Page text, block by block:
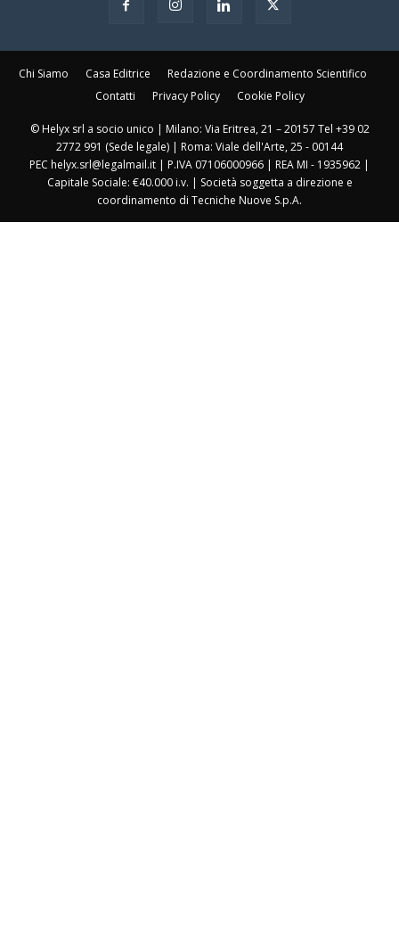
Chi Siamo Casa Editrice
Redazione e Coordinamento Scientifico
Contatti
Privacy Policy Cookie Policy
© Helyx srl a socio unico | Milano: Via Eritrea, 21 – 20157 Tel +39 02
2772 991 (Sede legale) | Roma: Viale dell'Arte, 25 - 00144
PEC helyx.srl@legalmail.it | P.IVA 07106000966 | REA MI - 1935962 |
Capitale Sociale: €40.000 i.v. | Società soggetta a direzione e
coordinamento di Tecniche Nuove S.p.A.